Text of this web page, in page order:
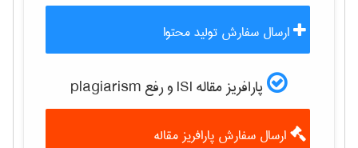
ارسال سفارش تولید محتوا
پارافریز مقاله ISI و رفع plagiarism
ارسال سفارش پارافریز مقاله